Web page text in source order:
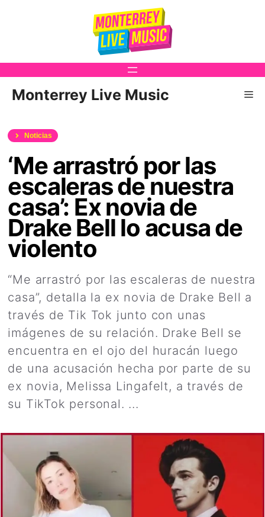
Monterrey Live Music
Noticias
‘Me arrastró por las
escaleras de nuestra
casa’: Ex novia de
Drake Bell lo acusa de
violento
“Me arrastró por las escaleras de nuestra
casa”, detalla la ex novia de Drake Bell a
través de Tik Tok junto con unas
imágenes de su relación. Drake Bell se
encuentra en el ojo del huracán luego
de una acusación hecha por parte de su
ex novia, Melissa Lingafelt, a través de
su TikTok personal. ...